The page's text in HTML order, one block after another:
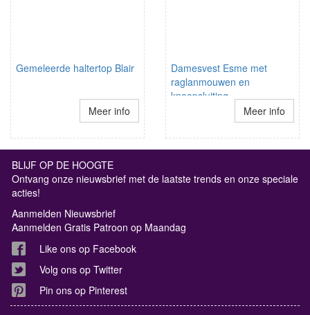
Gemeleerde haltertop Blair
Meer info
Damesvest Esme met
raglanmouwen en
knoopsluiting
Meer info
BLIJF OP DE HOOGTE
Ontvang onze nieuwsbrief met de laatste trends en onze speciale
acties!
Aanmelden Nieuwsbrief
Aanmelden Gratis Patroon op Maandag
Like ons op Facebook
Volg ons op Twitter
Pin ons op Pinterest